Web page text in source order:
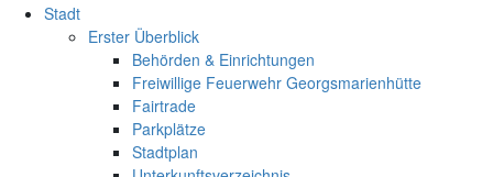
Stadt
Erster Überblick
Behörden & Einrichtungen
Freiwillige Feuerwehr Georgsmarienhütte
Fairtrade
Parkplätze
Stadtplan